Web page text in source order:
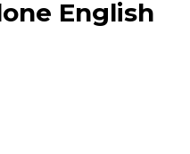
English